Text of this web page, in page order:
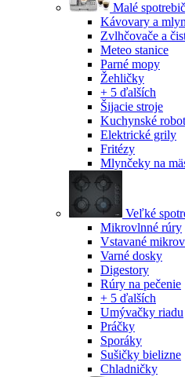
Malé
Kávovary a
Zvlhčovače a
Meteo stanice
Parné mopy
Žehličky
+ 5 ďalších
Šijacie stroje
Kuchynské
Elektrické grily
Fritézy
Mlynčeky na
Veľké
Mikrovlnné rúry
Vstavané
Varné dosky
Digestory
Rúry na pečenie
+ 5 ďalších
Umývačky riadu
Práčky
Sporáky
Sušičky bielizne
Chladničky